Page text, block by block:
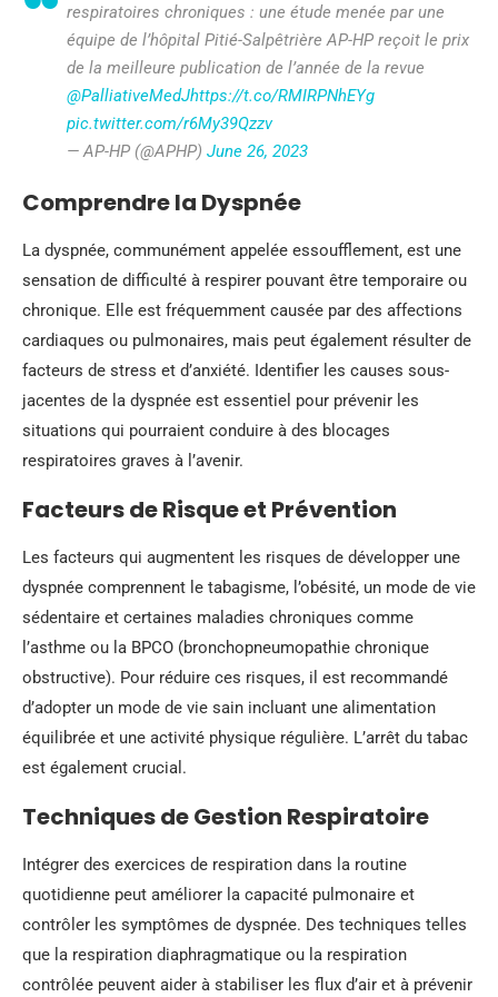
respiratoires chroniques : une étude menée par une
équipe de l’hôpital Pitié-Salpêtrière AP-HP reçoit le prix
de la meilleure publication de l’année de la revue
@PalliativeMedJhttps://t.co/RMIRPNhEYg
pic.twitter.com/r6My39Qzzv
— AP-HP (@APHP) June 26, 2023
Comprendre la Dyspnée
La dyspnée, communément appelée essoufflement, est une
sensation de difficulté à respirer pouvant être temporaire ou
chronique. Elle est fréquemment causée par des affections
cardiaques ou pulmonaires, mais peut également résulter de
facteurs de stress et d’anxiété. Identifier les causes sous-
jacentes de la dyspnée est essentiel pour prévenir les
situations qui pourraient conduire à des blocages
respiratoires graves à l’avenir.
Facteurs de Risque et Prévention
Les facteurs qui augmentent les risques de développer une
dyspnée comprennent le tabagisme, l’obésité, un mode de vie
sédentaire et certaines maladies chroniques comme
l’asthme ou la BPCO (bronchopneumopathie chronique
obstructive). Pour réduire ces risques, il est recommandé
d’adopter un mode de vie sain incluant une alimentation
équilibrée et une activité physique régulière. L’arrêt du tabac
est également crucial.
Techniques de Gestion Respiratoire
Intégrer des exercices de respiration dans la routine
quotidienne peut améliorer la capacité pulmonaire et
contrôler les symptômes de dyspnée. Des techniques telles
que la respiration diaphragmatique ou la respiration
contrôlée peuvent aider à stabiliser les flux d’air et à prévenir